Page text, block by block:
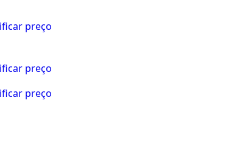
preço
preço
preço